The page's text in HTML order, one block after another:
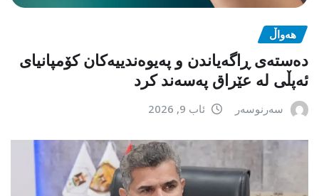
هەواڵ
دەستەی ڕاگەیاندن و پەیوەندییەکان کۆمپانیای
ئەپڵی لە عێراق پەسەند کرد
سەرنوسەر ئاب 9, 2026